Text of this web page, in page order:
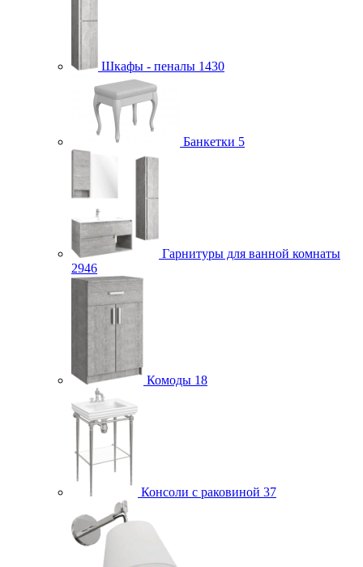
Шкафы - пеналы 1430
Банкетки 5
Гарнитуры для ванной комнаты
2946
Комоды 18
Консоли с раковиной 37